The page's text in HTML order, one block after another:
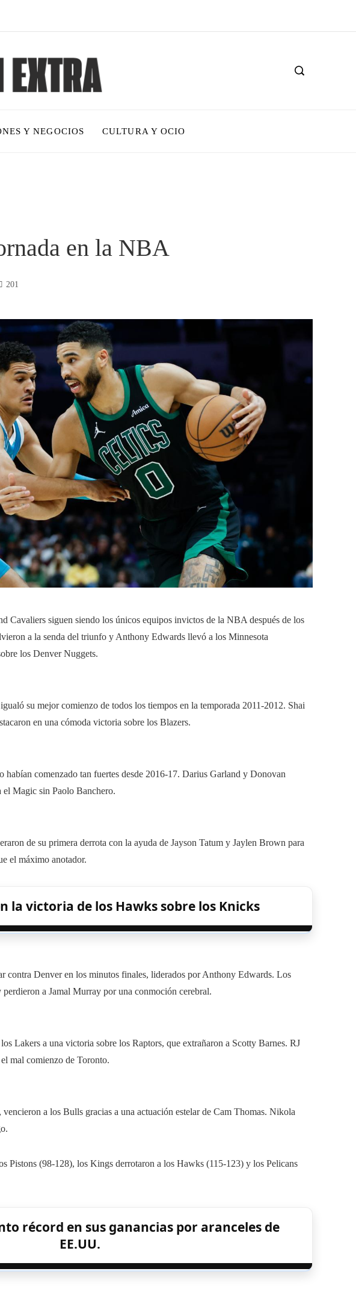
Y NEGOCIOS CULTURA Y OCIO
en la NBA
201
Cavaliers siguen siendo los únicos equipos invictos de la NBA después de los
a la senda del triunfo y Anthony Edwards llevó a los Minnesota
los Denver Nuggets.
su mejor comienzo de todos los tiempos en la temporada 2011-2012. Shai
en una cómoda victoria sobre los Blazers.
habían comenzado tan fuertes desde 2016-17. Darius Garland y Donovan
Magic sin Paolo Banchero.
de su primera derrota con la ayuda de Jayson Tatum y Jaylen Brown para
el máximo anotador.
la victoria de los Hawks sobre los Knicks
contra Denver en los minutos finales, liderados por Anthony Edwards. Los
a Jamal Murray por una conmoción cerebral.
Lakers a una victoria sobre los Raptors, que extrañaron a Scotty Barnes. RJ
mal comienzo de Toronto.
a los Bulls gracias a una actuación estelar de Cam Thomas. Nikola
Pistons (98-128), los Kings derrotaron a los Hawks (115-123) y los Pelicans
récord en sus ganancias por aranceles de
EE.UU.